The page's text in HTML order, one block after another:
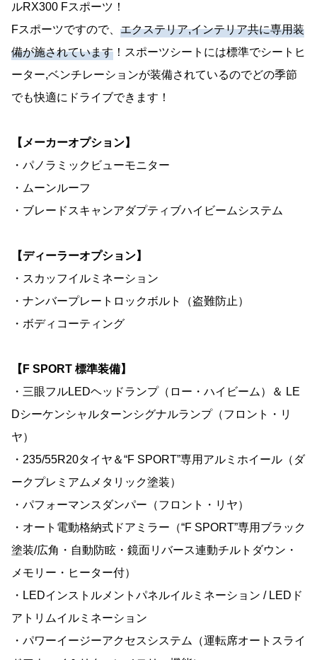
ルRX300 Fスポーツ！
Fスポーツですので、 エクステリア,インテリア共に専用装
備が施されています ！スポーツシートには標準でシートヒ
ーター,ベンチレーションが装備されているのでどの季節
でも快適にドライブできます！
【メーカーオプション】
・パノラミックビューモニター
・ムーンルーフ
・ブレードスキャンアダプティブハイビームシステム
【ディーラーオプション】
・スカッフイルミネーション
・ナンバープレートロックボルト（盗難防止）
・ボディコーティング
【F SPORT 標準装備】
・三眼フルLEDヘッドランプ（ロー・ハイビーム）＆ LE
Dシーケンシャルターンシグナルランプ（フロント・リ
ヤ）
・235/55R20タイヤ＆“F SPORT”専用アルミホイール（ダ
ークプレミアムメタリック塗装）
・パフォーマンスダンパー（フロント・リヤ）
・オート電動格納式ドアミラー（“F SPORT”専用ブラック
塗装/広角・自動防眩・鏡面リバース連動チルトダウン・
メモリー・ヒーター付）
・LEDインストルメントパネルイルミネーション / LEDド
アトリムイルミネーション
・パワーイージーアクセスシステム（運転席オートスライ